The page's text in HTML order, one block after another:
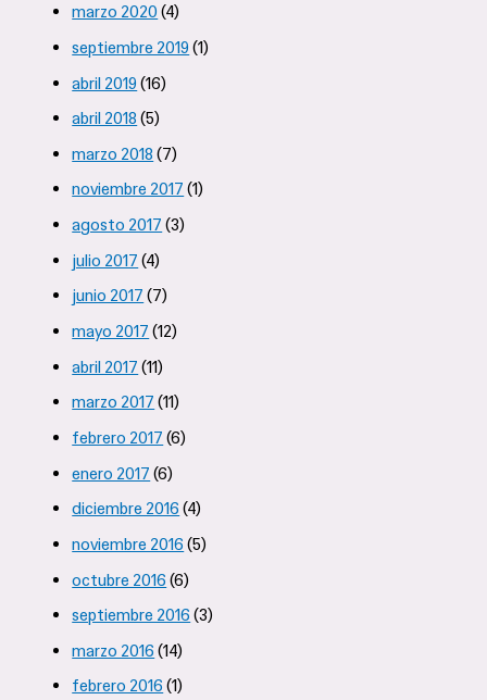
marzo 2020 (4)
septiembre 2019 (1)
abril 2019 (16)
abril 2018 (5)
marzo 2018 (7)
noviembre 2017 (1)
agosto 2017 (3)
julio 2017 (4)
junio 2017 (7)
mayo 2017 (12)
abril 2017 (11)
marzo 2017 (11)
febrero 2017 (6)
enero 2017 (6)
diciembre 2016 (4)
noviembre 2016 (5)
octubre 2016 (6)
septiembre 2016 (3)
marzo 2016 (14)
febrero 2016 (1)